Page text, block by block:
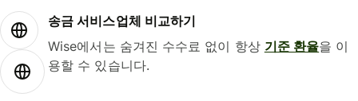
송금 서비스업체 비교하기
Wise에서는 숨겨진 수수료 없이 항상 기준 환율을 이
용할 수 있습니다.